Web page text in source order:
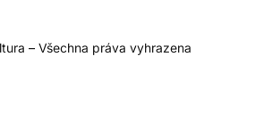
– Všechna práva vyhrazena